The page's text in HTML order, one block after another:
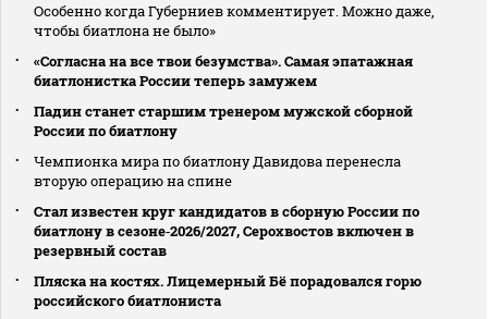
Особенно когда Губерниев комментирует. Можно даже,
чтобы биатлона не было»
«Согласна на все твои безумства». Самая эпатажная
биатлонистка России теперь замужем
Падин станет старшим тренером мужской сборной
России по биатлону
Чемпионка мира по биатлону Давидова перенесла
вторую операцию на спине
Стал известен круг кандидатов в сборную России по
биатлону в сезоне‑2026/2027, Серохвостов включен в
резервный состав
Пляска на костях. Лицемерный Бё порадовался горю
российского биатлониста